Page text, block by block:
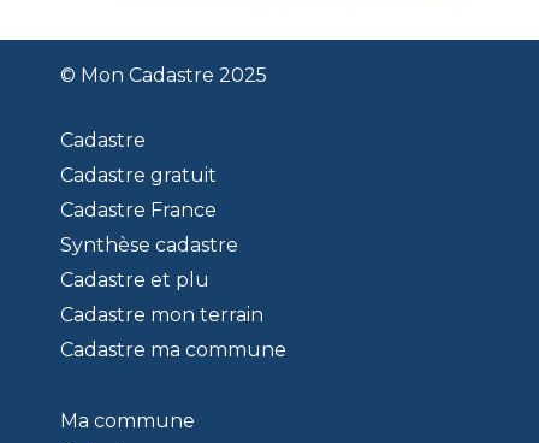
© Mon Cadastre 2025
Cadastre
Cadastre gratuit
Cadastre France
Synthèse cadastre
Cadastre et plu
Cadastre mon terrain
Cadastre ma commune
Ma commune